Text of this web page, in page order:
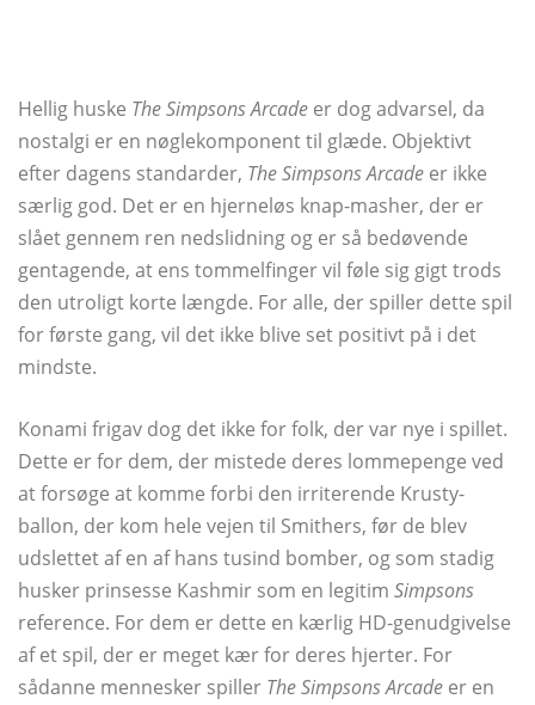
Hellig huske The Simpsons Arcade er dog advarsel, da
nostalgi er en nøglekomponent til glæde. Objektivt
efter dagens standarder, The Simpsons Arcade er ikke
særlig god. Det er en hjerneløs knap-masher, der er
slået gennem ren nedslidning og er så bedøvende
gentagende, at ens tommelfinger vil føle sig gigt trods
den utroligt korte længde. For alle, der spiller dette spil
for første gang, vil det ikke blive set positivt på i det
mindste.
Konami frigav dog det ikke for folk, der var nye i spillet.
Dette er for dem, der mistede deres lommepenge ved
at forsøge at komme forbi den irriterende Krusty-
ballon, der kom hele vejen til Smithers, før de blev
udslettet af en af ​​hans tusind bomber, og som stadig
husker prinsesse Kashmir som en legitim Simpsons
reference. For dem er dette en kærlig HD-genudgivelse
af et spil, der er meget kær for deres hjerter. For
sådanne mennesker spiller The Simpsons Arcade er en